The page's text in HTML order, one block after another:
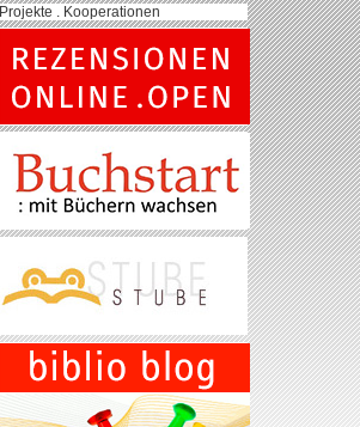
Projekte . Kooperationen